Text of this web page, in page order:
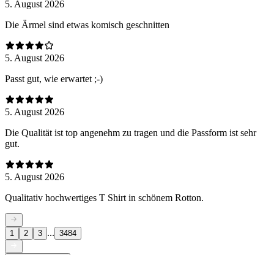
5. August 2026
Die Ärmel sind etwas komisch geschnitten
5. August 2026
Passt gut, wie erwartet ;-)
5. August 2026
Die Qualität ist top angenehm zu tragen und die Passform ist sehr
gut.
5. August 2026
Qualitativ hochwertiges T Shirt in schönem Rotton.
1 2 3 ... 3484